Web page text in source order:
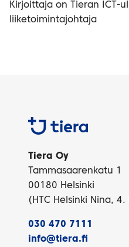
Kirjoittaja on Tieran ICT-
liiketoimintajohtaja
Tiera
Tiera Oy
Tammasaarenkatu 1
00180 Helsinki
(HTC Helsinki Nina, 4.
030 470 7111
info@tiera.fi